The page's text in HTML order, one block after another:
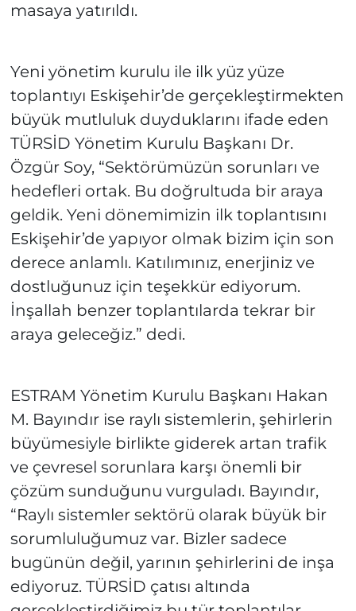
masaya yatırıldı.
Yeni yönetim kurulu ile ilk yüz yüze
toplantıyı Eskişehir’de gerçekleştirmekten
büyük mutluluk duyduklarını ifade eden
TÜRSİD Yönetim Kurulu Başkanı Dr.
Özgür Soy, “Sektörümüzün sorunları ve
hedefleri ortak. Bu doğrultuda bir araya
geldik. Yeni dönemimizin ilk toplantısını
Eskişehir’de yapıyor olmak bizim için son
derece anlamlı. Katılımınız, enerjiniz ve
dostluğunuz için teşekkür ediyorum.
İnşallah benzer toplantılarda tekrar bir
araya geleceğiz.” dedi.
ESTRAM Yönetim Kurulu Başkanı Hakan
M. Bayındır ise raylı sistemlerin, şehirlerin
büyümesiyle birlikte giderek artan trafik
ve çevresel sorunlara karşı önemli bir
çözüm sunduğunu vurguladı. Bayındır,
“Raylı sistemler sektörü olarak büyük bir
sorumluluğumuz var. Bizler sadece
bugünün değil, yarının şehirlerini de inşa
ediyoruz. TÜRSİD çatısı altında